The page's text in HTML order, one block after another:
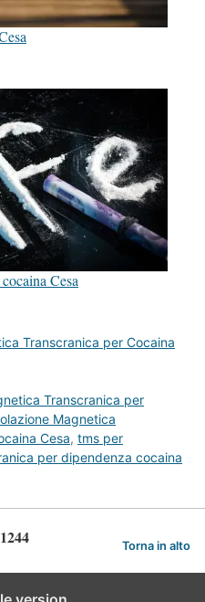
Cesa
Transcranica per Cocaina
Transcranica per
Magnetica
Cesa, tms per
per dipendenza cocaina
Torna in alto